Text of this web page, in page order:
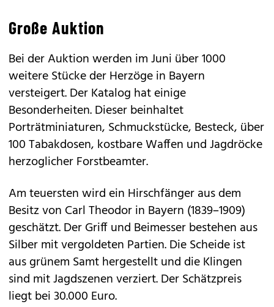
Große Auktion
Bei der Auktion werden im Juni über 1000
weitere Stücke der Herzöge in Bayern
versteigert. Der Katalog hat einige
Besonderheiten. Dieser beinhaltet
Porträtminiaturen, Schmuckstücke, Besteck, über
100 Tabakdosen, kostbare Waffen und Jagdröcke
herzoglicher Forstbeamter.
Am teuersten wird ein Hirschfänger aus dem
Besitz von Carl Theodor in Bayern (1839–1909)
geschätzt. Der Griff und Beimesser bestehen aus
Silber mit vergoldeten Partien. Die Scheide ist
aus grünem Samt hergestellt und die Klingen
sind mit Jagdszenen verziert. Der Schätzpreis
liegt bei 30.000 Euro.